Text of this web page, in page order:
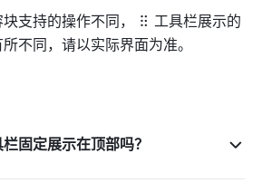
支持的操作不同，
工具栏展示的
不同，请以实际界面为准。
固定展示在顶部吗？